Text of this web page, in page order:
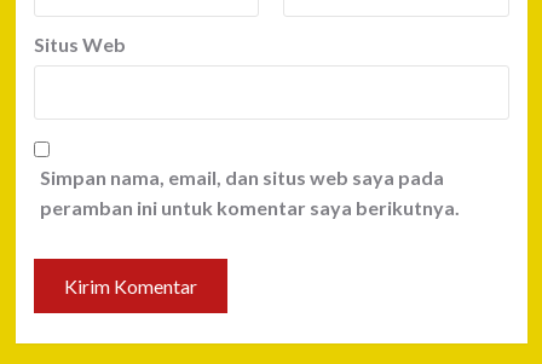
Situs Web
Simpan nama, email, dan situs web saya pada
peramban ini untuk komentar saya berikutnya.